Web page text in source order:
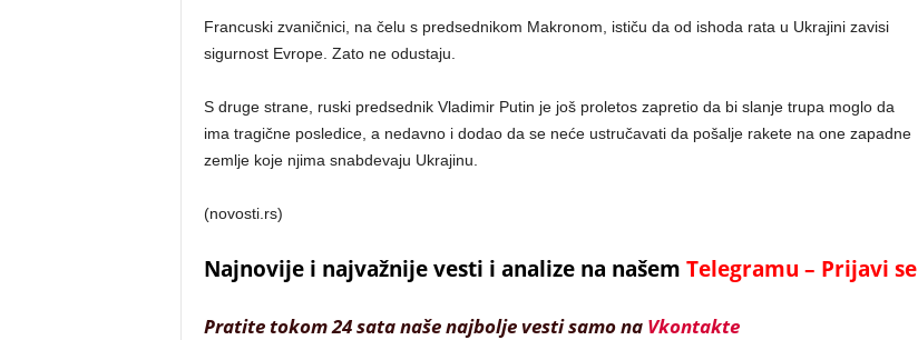
Francuski zvaničnici, na čelu s predsednikom Makronom, ističu da od ishoda rata u Ukrajini zavisi
sigurnost Evrope. Zato ne odustaju.
S druge strane, ruski predsednik Vladimir Putin je još proletos zapretio da bi slanje trupa moglo da
ima tragične posledice, a nedavno i dodao da se neće ustručavati da pošalje rakete na one zapadne
zemlje koje njima snabdevaju Ukrajinu.
(novosti.rs)
Najnovije i najvažnije vesti i analize na našem Telegramu – Prijavi se
Pratite tokom 24 sata naše najbolje vesti samo na Vkontakte